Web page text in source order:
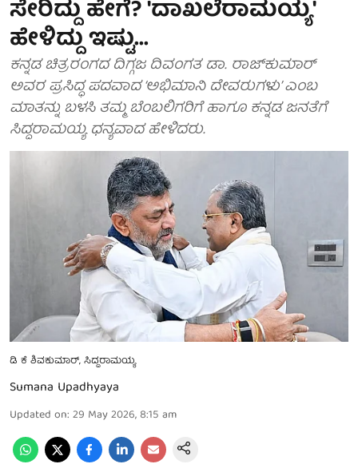
ಸೇರಿದ್ದು ಹೇಗೆ? 'ದಾಖಲೆರಾಮಯ್ಯ'
ಹೇಳಿದ್ದು ಇಷ್ಟು...
ಕನ್ನಡ ಚಿತ್ರರಂಗದ ದಿಗ್ಗಜ ದಿವಂಗತ ಡಾ. ರಾಜ್‌ಕುಮಾರ್
ಅವರ ಪ್ರಸಿದ್ಧ ಪದವಾದ ‘ಅಭಿಮಾನಿ ದೇವರುಗಳು’ ಎಂಬ
ಮಾತನ್ನು ಬಳಸಿ ತಮ್ಮ ಬೆಂಬಲಿಗರಿಗೆ ಹಾಗೂ ಕನ್ನಡ ಜನತೆಗೆ
ಸಿದ್ದರಾಮಯ್ಯ ಧನ್ಯವಾದ ಹೇಳಿದರು.
ಡಿ ಕೆ ಶಿವಕುಮಾರ್, ಸಿದ್ದರಾಮಯ್ಯ
Sumana Upadhyaya
Updated on: 29 May 2026, 8:15 am